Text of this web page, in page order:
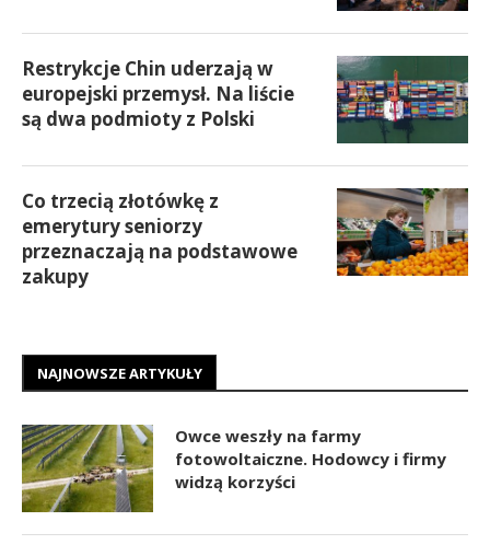
Restrykcje Chin uderzają w
europejski przemysł. Na liście
są dwa podmioty z Polski
Co trzecią złotówkę z
emerytury seniorzy
przeznaczają na podstawowe
zakupy
NAJNOWSZE ARTYKUŁY
Owce weszły na farmy
fotowoltaiczne. Hodowcy i firmy
widzą korzyści